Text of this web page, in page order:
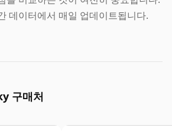
데이터에서 매일 업데이트됩니다.
구매처